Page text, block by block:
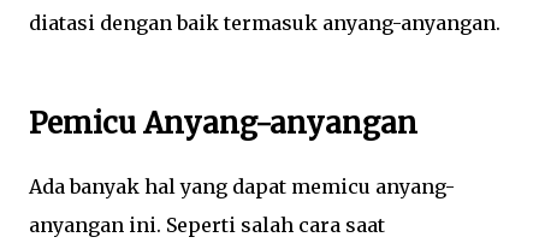
diatasi dengan baik termasuk anyang-anyangan.
Pemicu Anyang-anyangan
Ada banyak hal yang dapat memicu anyang-
anyangan ini. Seperti salah cara saat